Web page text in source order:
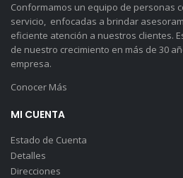
Conformamos un equipo de personas
servicio, enfocadas a brindar
eficiente atención a nuestros clientes.
de nuestro crecimiento en más de 30
empresa.
Conocer Más
MI CUENTA
Estado de Cuenta
Detalles
Direcciones